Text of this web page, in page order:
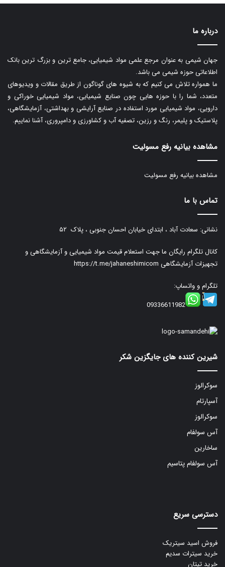
درباره ما
جهان شیمی به عنوان مرجع علمی مواد شیمیایی، جامع ترین و بزرگ ترین بانک
اطلاعاتی حوزه شیمی می باشد.
ما همواره تلاش می کنیم که به شیوه های گوناگون از طریق مقالات و ویدیوهای
متعدد، شما را با حوزه هایی چون صنایع شیمیایی، مواد شیمیایی خوراکی و
دارویی، مواد شیمیایی مورد استفاده در صنایع آرایشی و بهداشتی، آزمایشگاهی،
پلاستیک و پلیمر، رنگ و رزین، تصفیه آب و کشاورزی و دامپروری، آشنا نماییم.
مشاهده بیانیه رفع مسولیت
مشاهده بیانیه رفع مسولیت
تماس با ما
نشانی: سعادت آباد ، ابتدای خیابان احسان جنوبی ، پلاک ۵۲
کانال تلگرام رایگان ما جهت استعلام قیمت مواد شیمیایی و آزمایشگاهی و
تجهیزات آزمایشگاهی https://t.me/jahaneshimicom
تلگرام و واتساپ:
09336611982
شیرین کننده های جایگزین شکر
سوکرالوز
آسپارتام
سوکرالوز
آس سولفام
ساخارین
آس سولفام پتاسیم
دسترسی سریع
فروش اسید سیتریک
خرید سیترات سدیم
خرید تیتان